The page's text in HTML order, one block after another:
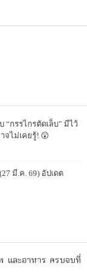
“กรรไกรตัดเล็บ” มีไว้
ไม่เคยรู้! 😲
มี.ค. 69) อัปเดต
และอาหาร ครบจบที่